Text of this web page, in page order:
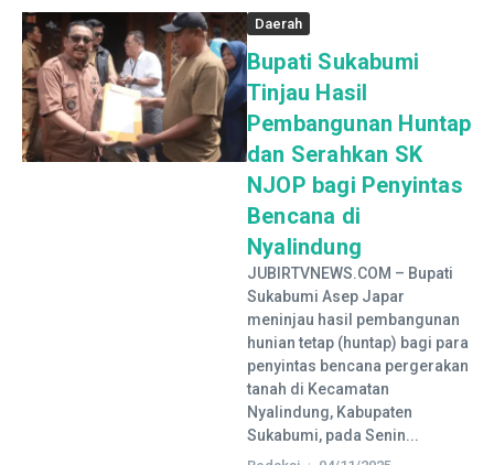
Daerah
Bupati Sukabumi
Tinjau Hasil
Pembangunan Huntap
dan Serahkan SK
NJOP bagi Penyintas
Bencana di
Nyalindung
JUBIRTVNEWS.COM – Bupati
Sukabumi Asep Japar
meninjau hasil pembangunan
hunian tetap (huntap) bagi para
penyintas bencana pergerakan
tanah di Kecamatan
Nyalindung, Kabupaten
Sukabumi, pada Senin...